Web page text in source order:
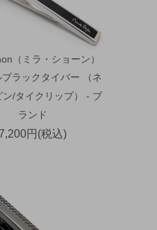
（ミラ・ショーン）
ブラックタイバー （ネ
ン/タイクリップ） - ブ
ランド
7,200円(税込)